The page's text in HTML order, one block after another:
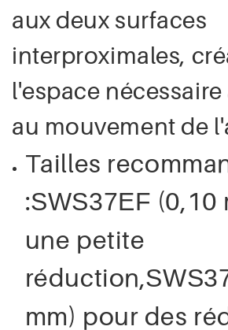
aux deux surfaces
interproximales,
l'espace
au mouvement de
Tailles
:SWS37EF (0,10
une petite
réduction,
mm) pour des